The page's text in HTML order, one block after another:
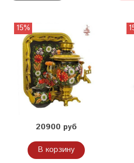
15%
20900 руб
В корзину